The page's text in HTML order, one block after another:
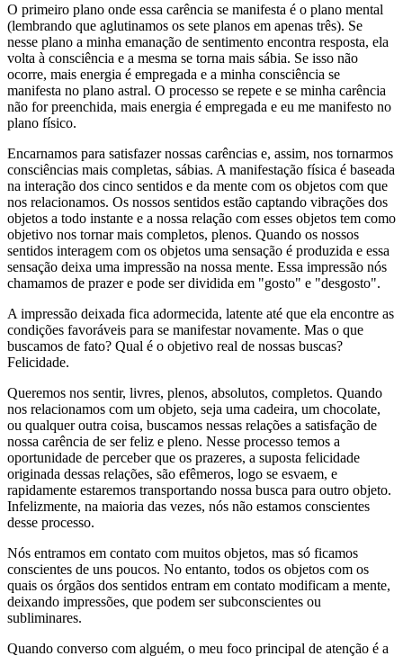
O primeiro plano onde essa carência se manifesta é o plano mental
(lembrando que aglutinamos os sete planos em apenas três). Se
nesse plano a minha emanação de sentimento encontra resposta, ela
volta à consciência e a mesma se torna mais sábia. Se isso não
ocorre, mais energia é empregada e a minha consciência se
manifesta no plano astral. O processo se repete e se minha carência
não for preenchida, mais energia é empregada e eu me manifesto no
plano físico.
Encarnamos para satisfazer nossas carências e, assim, nos tornarmos
consciências mais completas, sábias. A manifestação física é baseada
na interação dos cinco sentidos e da mente com os objetos com que
nos relacionamos. Os nossos sentidos estão captando vibrações dos
objetos a todo instante e a nossa relação com esses objetos tem como
objetivo nos tornar mais completos, plenos. Quando os nossos
sentidos interagem com os objetos uma sensação é produzida e essa
sensação deixa uma impressão na nossa mente. Essa impressão nós
chamamos de prazer e pode ser dividida em "gosto" e "desgosto".
A impressão deixada fica adormecida, latente até que ela encontre as
condições favoráveis para se manifestar novamente. Mas o que
buscamos de fato? Qual é o objetivo real de nossas buscas?
Felicidade.
Queremos nos sentir, livres, plenos, absolutos, completos. Quando
nos relacionamos com um objeto, seja uma cadeira, um chocolate,
ou qualquer outra coisa, buscamos nessas relações a satisfação de
nossa carência de ser feliz e pleno. Nesse processo temos a
oportunidade de perceber que os prazeres, a suposta felicidade
originada dessas relações, são efêmeros, logo se esvaem, e
rapidamente estaremos transportando nossa busca para outro objeto.
Infelizmente, na maioria das vezes, nós não estamos conscientes
desse processo.
Nós entramos em contato com muitos objetos, mas só ficamos
conscientes de uns poucos. No entanto, todos os objetos com os
quais os órgãos dos sentidos entram em contato modificam a mente,
deixando impressões, que podem ser subconscientes ou
subliminares.
Quando converso com alguém, o meu foco principal de atenção é a